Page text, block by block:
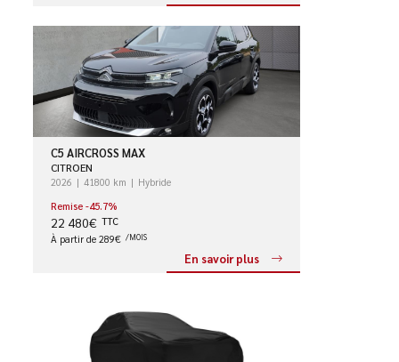
C5 AIRCROSS MAX
CITROEN
2026 41800 km
Hybride
Remise -45.7%
22 480€ TTC
À partir de 289€ /MOIS
En savoir plus